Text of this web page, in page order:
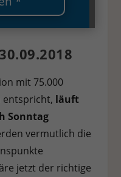
mit 75.000
entspricht, läuft
Sonntag
vermutlich die
jetzt der richtige
unsere Website nutzen.
Plattformen werden
externen Medien akzeptiert
keiner manuellen
anzeigen